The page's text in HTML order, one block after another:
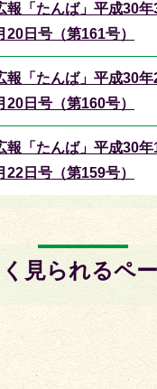
報「たんば」平成30年
20日号（第161号）
報「たんば」平成30年
20日号（第160号）
報「たんば」平成30年
22日号（第159号）
見られるペ